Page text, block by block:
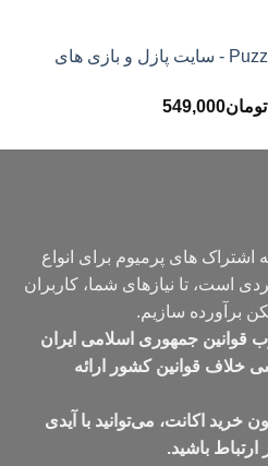
اکانت پرمیوم Puzzmo - سایت پازل و بازی های
تومان549,000محدوده
تومان399,000
های پرمیوم برای انواع
است، تا نیازهای شما، کاربران
برآورده سازیم.
قوانین جمهوری اسلامی ایران
قوانین کشور ارائه
خرید اکانت، می‌توانید با آیدی